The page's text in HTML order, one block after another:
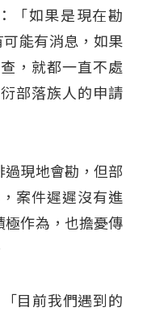
「如果是現在勘
能有消息，如果
，就都一直不處
部落族人的申請
過現地會勘，但部
案件遲遲沒有進
極作為，也擔憂傳
目前我們遇到的